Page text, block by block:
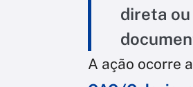
direta
A ação ocorre